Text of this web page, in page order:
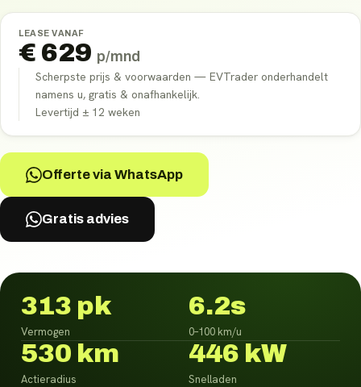
LEASE VANAF
€ 629 p/mnd
Scherpste prijs & voorwaarden — EVTrader onderhandelt
namens u, gratis & onafhankelijk.
Levertijd ± 12 weken
Offerte via WhatsApp
Gratis advies
313 pk
Vermogen
6.2s
0–100 km/u
530 km
Actieradius
446 kW
Snelladen